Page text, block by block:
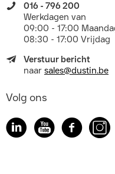
016 - 796 200
Werkdagen van
09:00 - 17:00
08:30 - 17:00 Vrijdag
Verstuur bericht
naar sales@dustin.be
Volg ons